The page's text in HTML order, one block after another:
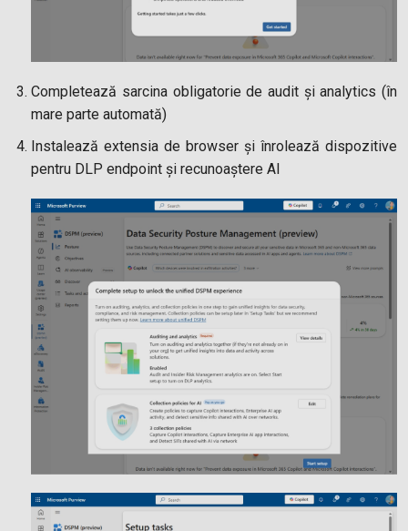
Completează sarcina obligatorie de audit și analytics (în
mare parte automată)
Instalează extensia de browser și înrolează dispozitive
pentru DLP endpoint și recunoaștere AI